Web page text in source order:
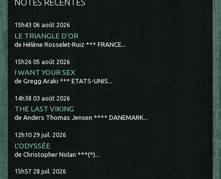
15h43 06 août 2026
LE TRIANGLE D'OR
de Hélène Rosselet-Ruiz *** FRANCE...
15h26 05 août 2026
I WANT YOUR SEX
de Gregg Araki *** ETATS-UNIS...
14h38 03 août 2026
THE LAST VIKING
de Anders Thomas Jensen **** DANEMARK...
12h10 29 juil. 2026
L'ODYSSÉE
de Christopher Nolan ***(*)...
15h57 28 juil. 2026